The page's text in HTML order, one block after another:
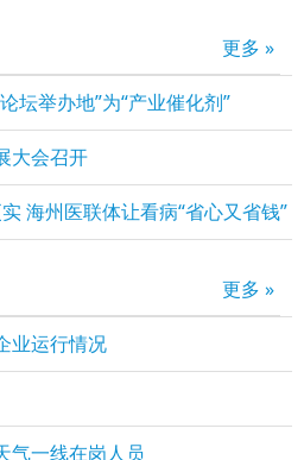
更多 »
坛举办地”为“产业催化剂”
大会召开
海州医联体让看病“省心又省钱”
更多 »
业运行情况
气一线在岗人员